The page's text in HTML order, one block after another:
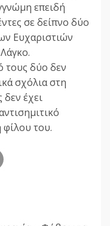
επειδή
σε δείπνο δύο
Ευχαριστιών
τους δύο δεν
σχόλια στη
έχει
του.